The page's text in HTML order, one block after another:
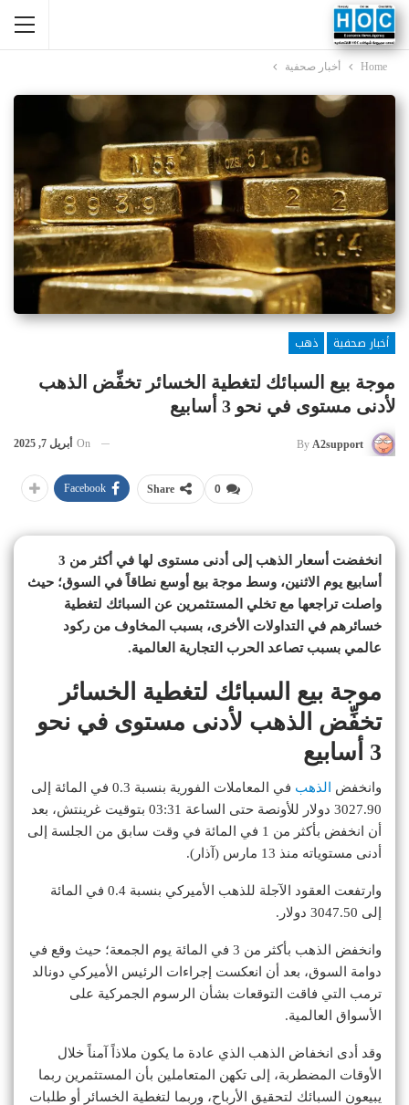
Home أخبار صحفية
أخبار صحفية
ذهب
موجة بيع السبائك لتغطية الخسائر تخفِّض الذهب
لأدنى مستوى في نحو 3 أسابيع
By A2support
On أبريل 7, 2025
0
Share
Facebook
انخفضت أسعار الذهب إلى أدنى مستوى لها في أكثر من 3
أسابيع يوم الاثنين، وسط موجة بيع أوسع نطاقاً في السوق؛ حيث
واصلت تراجعها مع تخلي المستثمرين عن السبائك لتغطية
خسائرهم في التداولات الأخرى، بسبب المخاوف من ركود
عالمي بسبب تصاعد الحرب التجارية العالمية.
موجة بيع السبائك لتغطية الخسائر
تخفِّض الذهب لأدنى مستوى في نحو
3 أسابيع
وانخفض الذهب
في المعاملات الفورية بنسبة 0.3 في المائة إلى
3027.90 دولار للأونصة حتى الساعة 03:31 بتوقيت غرينتش، بعد
أن انخفض بأكثر من 1 في المائة في وقت سابق من الجلسة إلى
أدنى مستوياته منذ 13 مارس (آذار).
وارتفعت العقود الآجلة للذهب الأميركي بنسبة 0.4 في المائة
إلى 3047.50 دولار.
وانخفض الذهب بأكثر من 3 في المائة يوم الجمعة؛ حيث وقع في
دوامة السوق، بعد أن انعكست إجراءات الرئيس الأميركي دونالد
ترمب التي فاقت التوقعات بشأن الرسوم الجمركية على
الأسواق العالمية.
وقد أدى انخفاض الذهب الذي عادة ما يكون ملاذاً آمناً خلال
الأوقات المضطربة، إلى تكهن المتعاملين بأن المستثمرين ربما
يبيعون السبائك لتحقيق الأرباح، وربما لتغطية الخسائر أو طلبات